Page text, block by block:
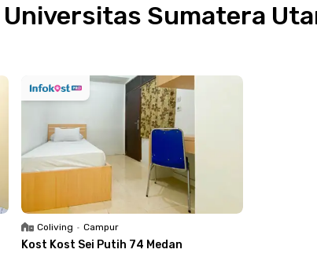
Sumatera
Coliving • Campur
Kost Kost Sei Putih 74 Medan